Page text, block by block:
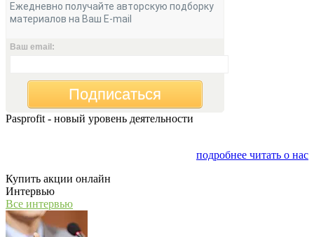
Ежедневно получайте авторскую подборку
материалов на Ваш E-mail
Ваш email:
Подписаться
Pasprofit - новый уровень деятельности
подробнее читать о нас
Купить акции онлайн
Интервью
Все интервью